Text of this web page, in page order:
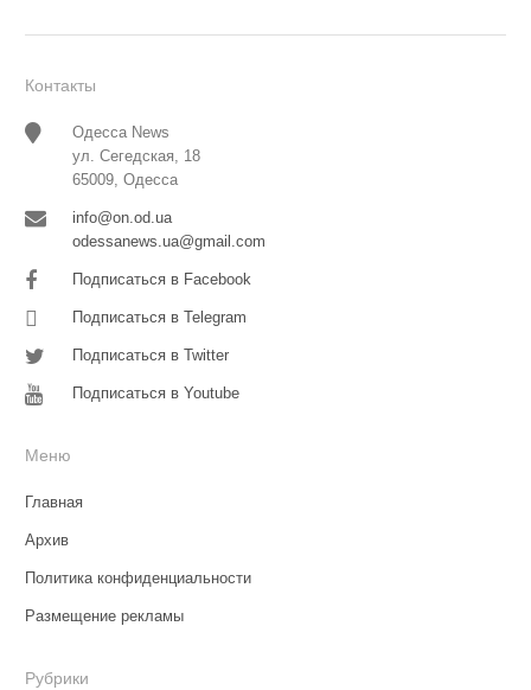
Контакты
Одесса News
ул. Сегедская, 18
65009, Одесса
info@on.od.ua
odessanews.ua@gmail.com
Подписаться в Facebook
Подписаться в Telegram
Подписаться в Twitter
Подписаться в Youtube
Меню
Главная
Архив
Политика конфиденциальности
Размещение рекламы
Рубрики